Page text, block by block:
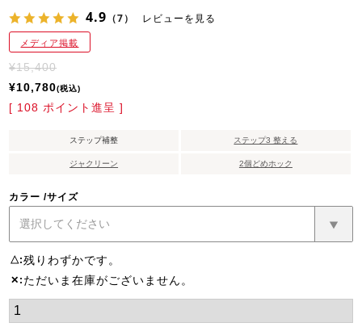
4.9 （7） レビューを見る
メディア掲載
¥15,400
¥10,780 税込
[ 108 ポイント進呈 ]
ステップ補整 ステップ3 整える
ジャクリーン 2個どめホック
カラー サイズ
△ 残りわずかです。
✕ ただいま在庫がございません。